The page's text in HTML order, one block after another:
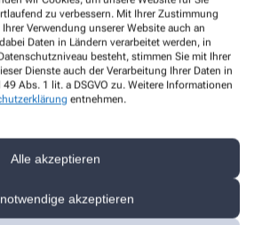
zu verbessern. Mit Ihrer Zustimmung
Verwendung unserer Website auch an
Daten in Ländern verarbeitet werden, in
besteht, stimmen Sie mit Ihrer
Dienste auch der Verarbeitung Ihrer Daten in
Abs. 1 lit. a DSGVO zu. Weitere Informationen
entnehmen.
Alle akzeptieren
akzeptieren
für Gesundheit mit uns und werden
uns